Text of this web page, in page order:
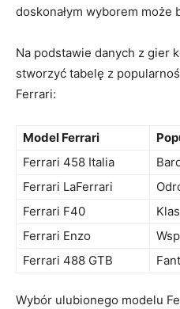
doskonałym ⁢wyborem może
Na podstawie danych⁤ z gier
stworzyć tabelę ⁤z
Ferrari:
Model Ferrari
Ferrari⁢ 458 Italia
Ferrari LaFerrari
Ferrari F40
Ferrari ​Enzo
Ferrari 488 GTB
Wybór‌ ulubionego‍ modelu